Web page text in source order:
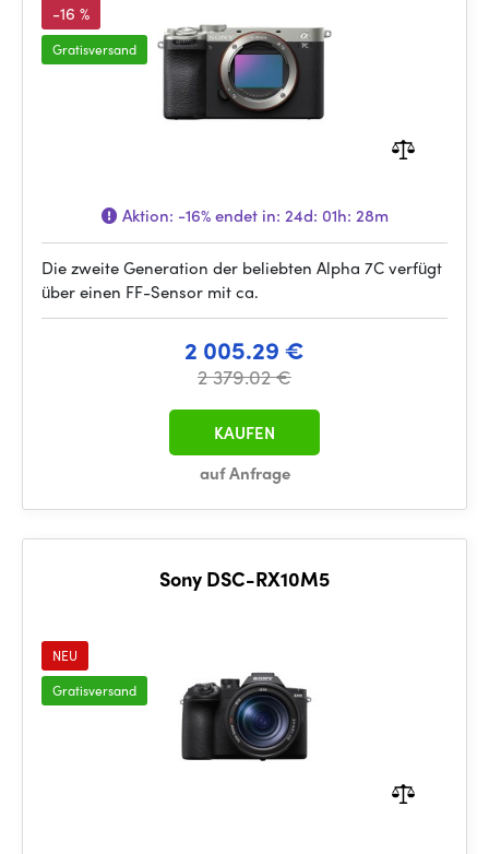
-16 %
Gratisversand
Aktion: -16%endet in: 24d: 01h: 28m
Die zweite Generation der beliebten Alpha 7C verfügt
über einen FF-Sensor mit ca.
2 005.29 €
2 379.02 €
auf Anfrage
KAUFEN
Sony DSC-RX10M5
NEU
Gratisversand